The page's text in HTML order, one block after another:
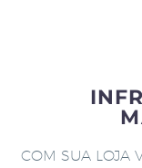
COM SUA LOJA